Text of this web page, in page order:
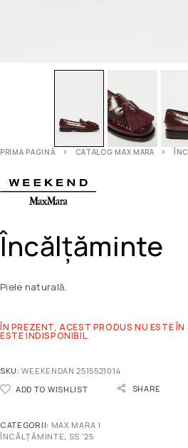
PRIMA PAGINĂ CATALOG MAX MARA
Încălțăminte
Piele naturală.
ÎN PREZENT, ACEST PRODUS NU ESTE ÎN
ESTE INDISPONIBIL.
SKU:WEEKENDAN 2515521014
ADD TO WISHLIST
SHARE
CATEGORII: MAX MARA |
ÎNCĂLȚĂMINTE SS '25